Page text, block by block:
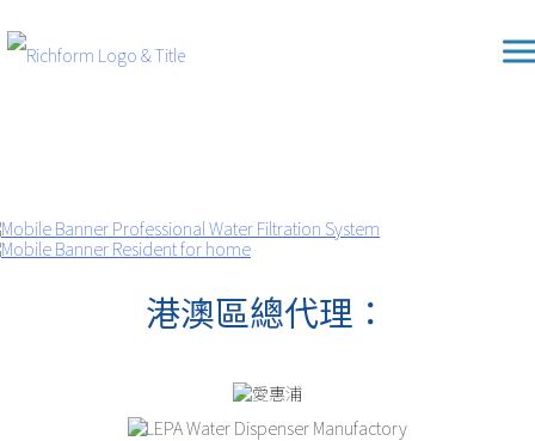
to
content
港澳區總代理：